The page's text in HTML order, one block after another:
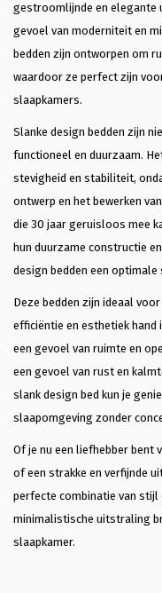
gestroomlijnde en elegante
gevoel van moderniteit en
bedden zijn ontworpen om
waardoor ze perfect zijn
slaapkamers.
Slanke design bedden zijn
functioneel en duurzaam.
stevigheid en stabiliteit,
ontwerp en het bewerken
die 30 jaar geruisloos mee
hun duurzame constructie
design bedden een optimale
Deze bedden zijn ideaal
efficiëntie en esthetiek hand
een gevoel van ruimte en
een gevoel van rust en
slank design bed kun je
slaapomgeving zonder
Of je nu een liefhebber bent
of een strakke en verfijnde
perfecte combinatie van
minimalistische uitstraling
slaapkamer.